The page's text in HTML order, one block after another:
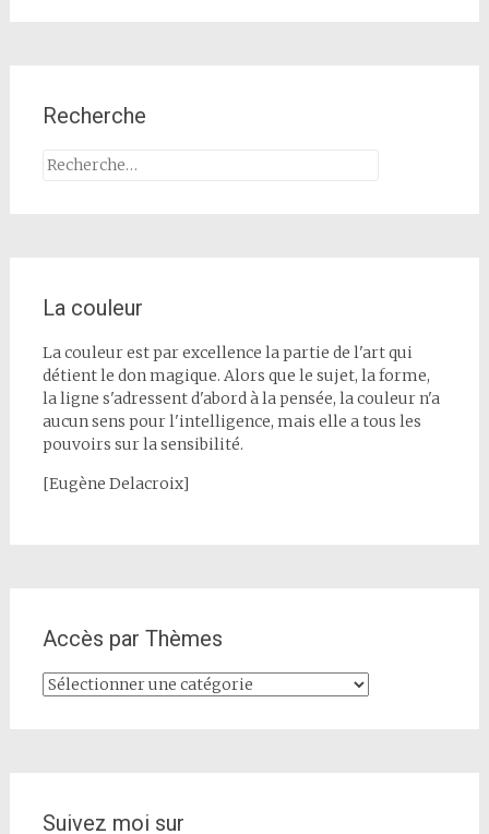
Recherche
Rechercher :
La couleur
La couleur est par excellence la partie de l'art qui
détient le don magique. Alors que le sujet, la forme,
la ligne s'adressent d'abord à la pensée, la couleur n'a
aucun sens pour l'intelligence, mais elle a tous les
pouvoirs sur la sensibilité.
[Eugène Delacroix]
Accès par Thèmes
Accès
Suivez moi sur